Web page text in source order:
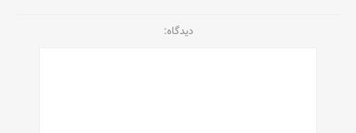
دیدگاه: